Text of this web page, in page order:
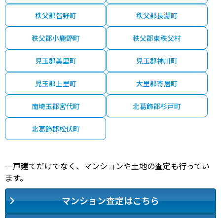
秩父郡皆野町 秩父郡長瀞町
秩父郡小鹿野町 秩父郡東秩父村
児玉郡美里町 児玉郡神川町
児玉郡上里町 大里郡寄居町
南埼玉郡宮代町 北葛飾郡杉戸町
北葛飾郡松伏町
一戸建てだけでなく、マンションや土地の査定も行ってい
ます。
マンション査定はこちら